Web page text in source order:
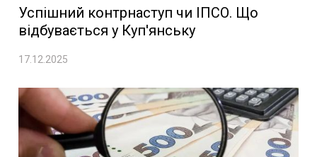
Успішний контрнаступ чи ІПСО. Що
відбувається у Куп'янську
17.12.2025